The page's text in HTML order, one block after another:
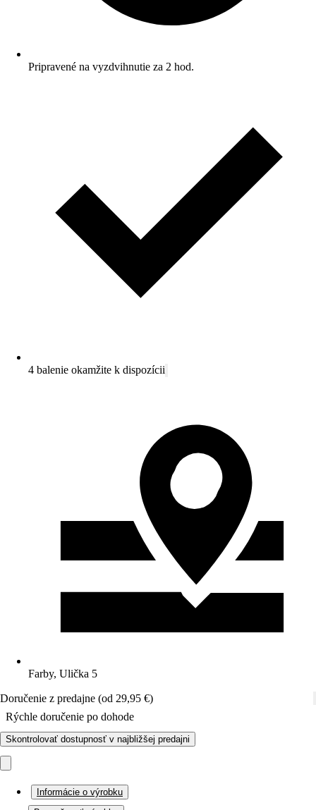
Pripravené na vyzdvihnutie za 2 hod.
4 balenie okamžite k dispozícii
Farby, Ulička 5
Doručenie z predajne (od 29,95 €)
Rýchle doručenie po dohode
Skontrolovať dostupnosť v najbližšej predajni
Informácie o výrobku